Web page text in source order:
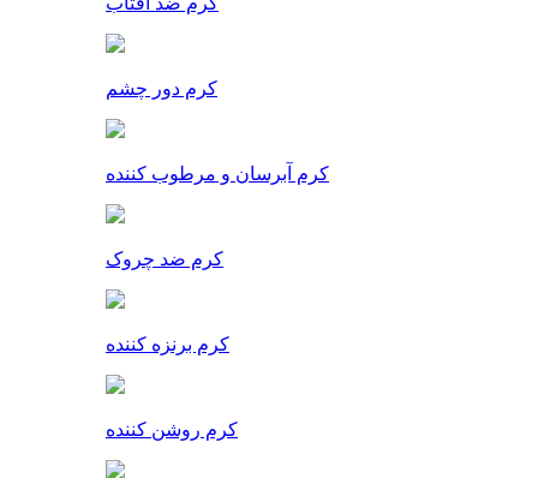
کرم دور چشم
کرم آبرسان و مرطوب کننده
کرم ضد چروک
کرم برنزه کننده
کرم روشن کننده